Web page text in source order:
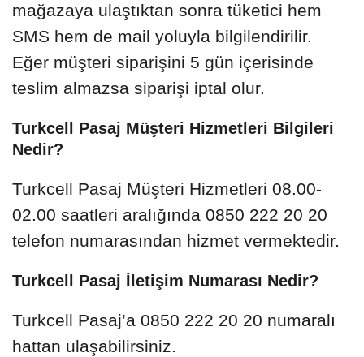
mağazaya ulaştıktan sonra tüketici hem
SMS hem de mail yoluyla bilgilendirilir.
Eğer müşteri siparişini 5 gün içerisinde
teslim almazsa siparişi iptal olur.
Turkcell Pasaj Müşteri Hizmetleri Bilgileri
Nedir?
Turkcell Pasaj Müşteri Hizmetleri 08.00-
02.00 saatleri aralığında 0850 222 20 20
telefon numarasından hizmet vermektedir.
Turkcell Pasaj İletişim Numarası Nedir?
Turkcell Pasaj’a 0850 222 20 20 numaralı
hattan ulaşabilirsiniz.